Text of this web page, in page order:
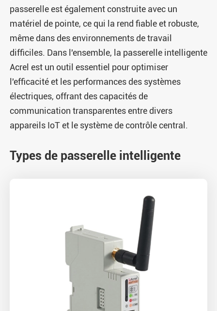
passerelle est également construite avec un
matériel de pointe, ce qui la rend fiable et robuste,
même dans des environnements de travail
difficiles. Dans l'ensemble, la passerelle intelligente
Acrel est un outil essentiel pour optimiser
l'efficacité et les performances des systèmes
électriques, offrant des capacités de
communication transparentes entre divers
appareils IoT et le système de contrôle central.
Types de passerelle intelligente